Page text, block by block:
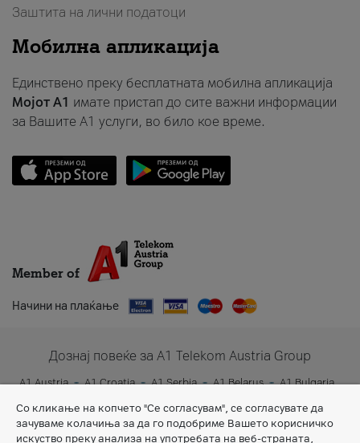
Заштита на лични податоци
Мобилна апликација
Единствено преку бесплатната мобилна апликација
Мојот A1 имате пристап до сите важни информации
за Вашите A1 услуги, во било кое време.
Member of
Начини на плаќање
Дознај повеќе за A1 Telekom Austria Group
A1 Austria A1 Croatia A1 Serbia A1 Belarus
A1 Bulgaria
Со кликање на копчето "Се согласувам", се согласувате да
зачуваме колачиња за да го подобриме Вашето корисничко
искуство преку анализа на употребата на веб-страната,